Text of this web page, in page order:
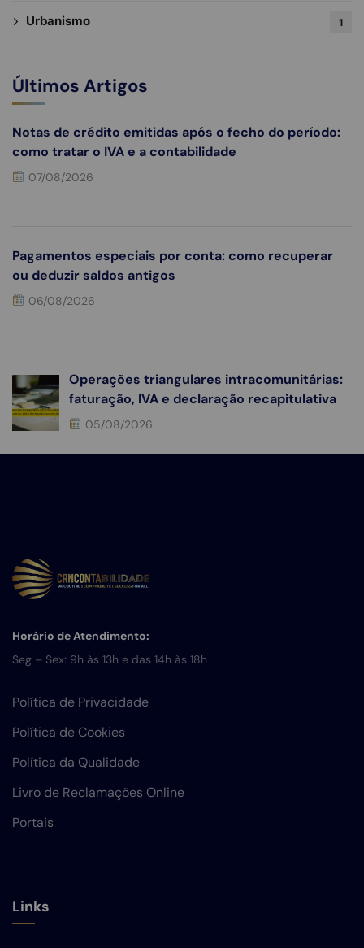
Urbanismo 1
Últimos Artigos
Notas de crédito emitidas após o fecho do período:
como tratar o IVA e a contabilidade
07/08/2026
Pagamentos especiais por conta: como recuperar
ou deduzir saldos antigos
06/08/2026
Operações triangulares intracomunitárias:
faturação, IVA e declaração recapitulativa
05/08/2026
Horário de Atendimento:
Seg – Sex: 9h às 13h e das 14h às 18h
Política de Privacidade
Política de Cookies
Política da Qualidade
Livro de Reclamações Online
Portais
Links